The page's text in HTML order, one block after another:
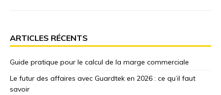
ARTICLES RÉCENTS
Guide pratique pour le calcul de la marge commerciale
Le futur des affaires avec Guardtek en 2026 : ce qu’il faut
savoir